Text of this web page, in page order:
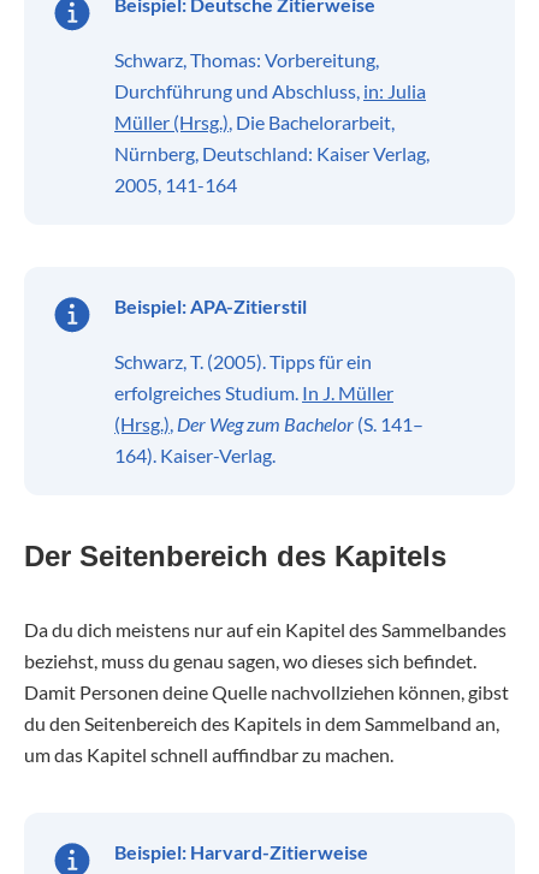
Schwarz, Thomas: Vorbereitung,
Durchführung und Abschluss, in: Julia
Müller (Hrsg.), Die Bachelorarbeit,
Nürnberg, Deutschland: Kaiser Verlag,
2005, 141-164
Beispiel:APA-Zitierstil
Schwarz, T. (2005). Tipps für ein
erfolgreiches Studium. In J. Müller
(Hrsg.), Der Weg zum Bachelor (S. 141–
164). Kaiser-Verlag.
Der Seitenbereich des Kapitels
Da du dich meistens nur auf ein Kapitel des Sammelbandes
beziehst, muss du genau sagen, wo dieses sich befindet.
Damit Personen deine Quelle nachvollziehen können, gibst
du den Seitenbereich des Kapitels in dem Sammelband an,
um das Kapitel schnell auffindbar zu machen.
Beispiel: Harvard-Zitierweise